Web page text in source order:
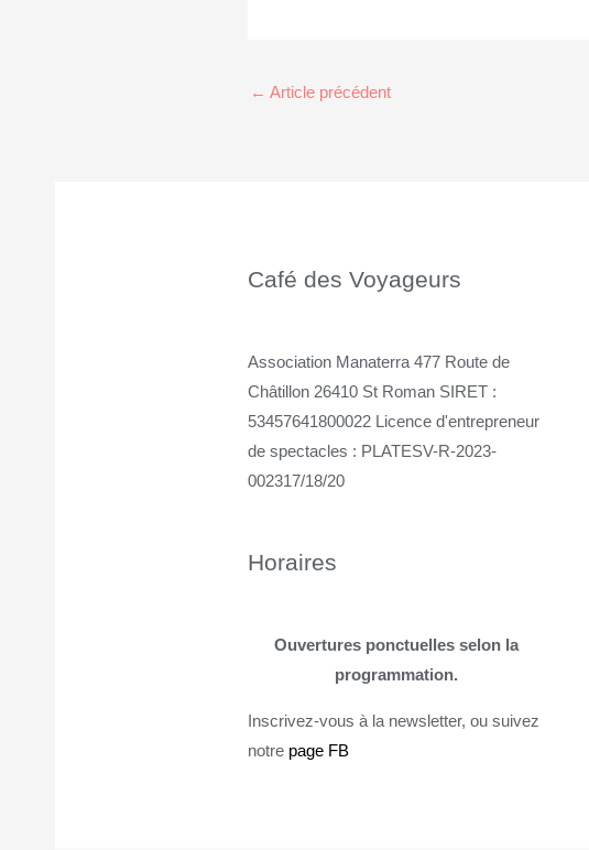
← Article précédent
Café des Voyageurs
Association Manaterra 477 Route de
Châtillon 26410 St Roman SIRET :
53457641800022 Licence d'entrepreneur
de spectacles : PLATESV-R-2023-
002317/18/20
Horaires
Ouvertures ponctuelles selon la
programmation.
Inscrivez-vous à la newsletter, ou suivez
notre page FB